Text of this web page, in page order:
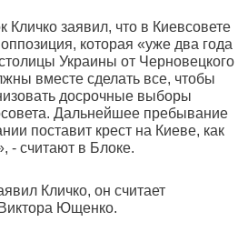
заявил, что в Киевсовете
которая «уже два года
Украины от Черновецкого
вместе сделать все, чтобы
досрочные выборы
Дальнейшее пребывание
поставит крест на Киеве, как
- считают в Блоке.
Кличко, он считает
Ющенко.